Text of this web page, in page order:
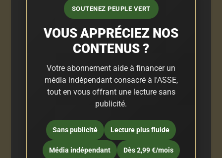
SOUTENEZ PEUPLE VERT
VOUS APPRÉCIEZ NOS
CONTENUS ?
Votre abonnement aide à financer un
média indépendant consacré à l'ASSE,
tout en vous offrant une lecture sans
publicité.
Sans publicité Lecture plus fluide
Média indépendant Dès 2,99 €/mois